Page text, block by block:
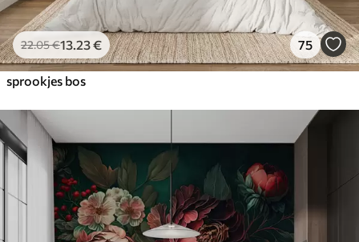
22.05€13 .23€ 75
sprookjes bos